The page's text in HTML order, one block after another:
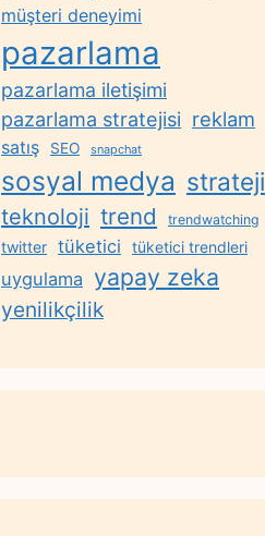
müşteri deneyimi
pazarlama
pazarlama iletişimi
pazarlama stratejisi reklam
satış SEO snapchat
sosyal medya strateji
teknoloji trend trendwatching
twitter tüketici tüketici trendleri
uygulama yapay zeka
yenilikçilik